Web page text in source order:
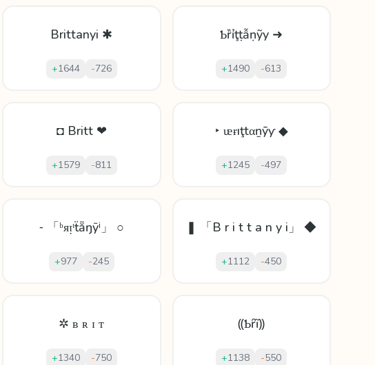
Brittanyi ✱
+1644 -726
Ƅȑỉţṭẫṇỹy ➜
+1490 -613
◘ Britt ❤
+1579 -811
‣ ᵫɍıţtαṉȳƴ ◆
+1245 -497
⁃ 「ᵇᴙᴉᵗẗẵŋȳⁱ」 ○
+977 -245
❚ 「B r i t t a n y i」 ◆
+1112 -450
✲ ʙ ʀ ɪ ᴛ
+1340 -750
⸨Ƅȓĩ⸩
+1138 -550